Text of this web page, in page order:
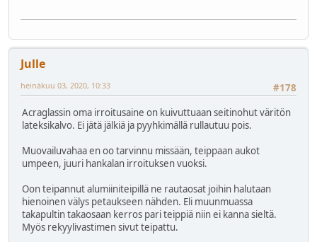
Julle
#178
heinäkuu 03, 2020, 10:33
Acraglassin oma irroitusaine on kuivuttuaan seitinohut väritön
lateksikalvo. Ei jätä jälkiä ja pyyhkimällä rullautuu pois.
Muovailuvahaa en oo tarvinnu missään, teippaan aukot
umpeen, juuri hankalan irroituksen vuoksi.
Oon teipannut alumiiniteipillä ne rautaosat joihin halutaan
hienoinen välys petaukseen nähden. Eli muunmuassa
takapultin takaosaan kerros pari teippiä niin ei kanna sieltä.
Myös rekyylivastimen sivut teipattu.